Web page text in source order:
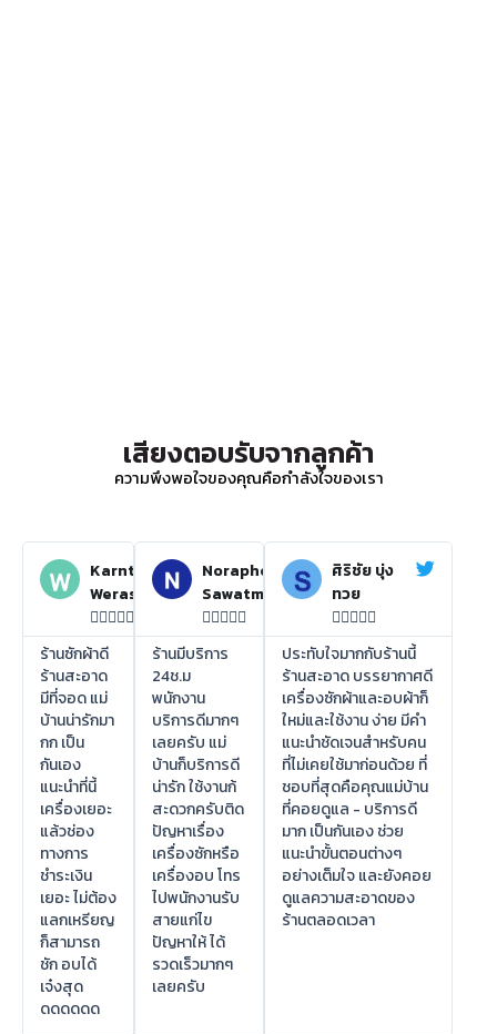
เสียงตอบรับจากลูกค้า
ความพึงพอใจของคุณคือกำลังใจของเรา
Karnthida
Weraswsthada

ร้านซักผ้าดี
ร้านสะอาด
มีที่จอด แม่
บ้านน่ารักมา
กก เป็น
กันเอง
แนะนำที่นี้
เครื่องเยอะ
แล้วช่อง
ทางการ
ชำระเงิน
เยอะ ไม่ต้อง
แลกเหรียญ
ก็สามารถ
ชัก อบได้
เจ๋งสุด
ดดดดดด
Noraphon
Sawatmuang

ร้านมีบริการ
24ช.ม
พนักงาน
บริการดีมากๆ
เลยครับ แม่
บ้านก็บริการดี
น่ารัก ใช้งานก้
สะดวกครับติด
ปัญหาเรื่อง
เครื่องซักหรือ
เครื่องอบ โทร
ไปพนักงานรับ
สายแก่ไข
ปัญหาให้ ได้
รวดเร็วมากๆ
เลยครับ
ศิริชัย บุ่ง
ทวย

ประทับใจมากกับร้านนี้
ร้านสะอาด บรรยากาศดี
เครื่องซักผ้าและอบผ้าก็
ใหม่และใช้งาน ง่าย มีคำ
แนะนำชัดเจนสำหรับคน
ที่ไม่เคยใช้มาก่อนด้วย ที่
ชอบที่สุดคือคุณแม่บ้าน
ที่คอยดูแล - บริการดี
มาก เป็นกันเอง ช่วย
แนะนำขั้นตอนต่างๆ
อย่างเต็มใจ และยังคอย
ดูแลความสะอาดของ
ร้านตลอดเวลา